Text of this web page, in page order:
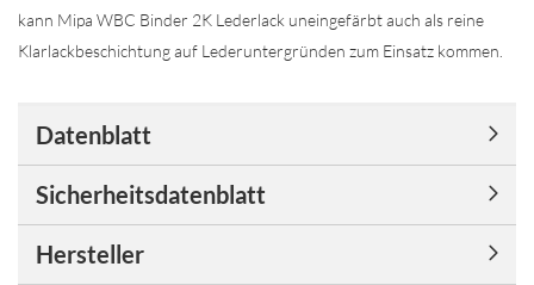
kann Mipa WBC Binder 2K Lederlack uneingefärbt auch als reine
Klarlackbeschichtung auf Lederuntergründen zum Einsatz kommen.
Datenblatt
Sicherheitsdatenblatt
Hersteller